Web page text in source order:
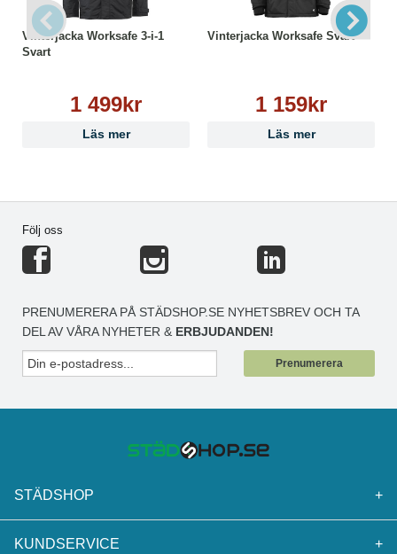
Tål ej blekmedel
Vinterjacka Worksafe 3-i-1
Svart
1 499kr
Läs mer
Vinterjacka Worksafe Svart
1 159kr
Läs mer
Följ oss
PRENUMERERA PÅ STÄDSHOP.SE NYHETSBREV OCH TA
DEL AV VÅRA NYHETER & ERBJUDANDEN!
Prenumerera
STÄDSHOP +
KUNDSERVICE +